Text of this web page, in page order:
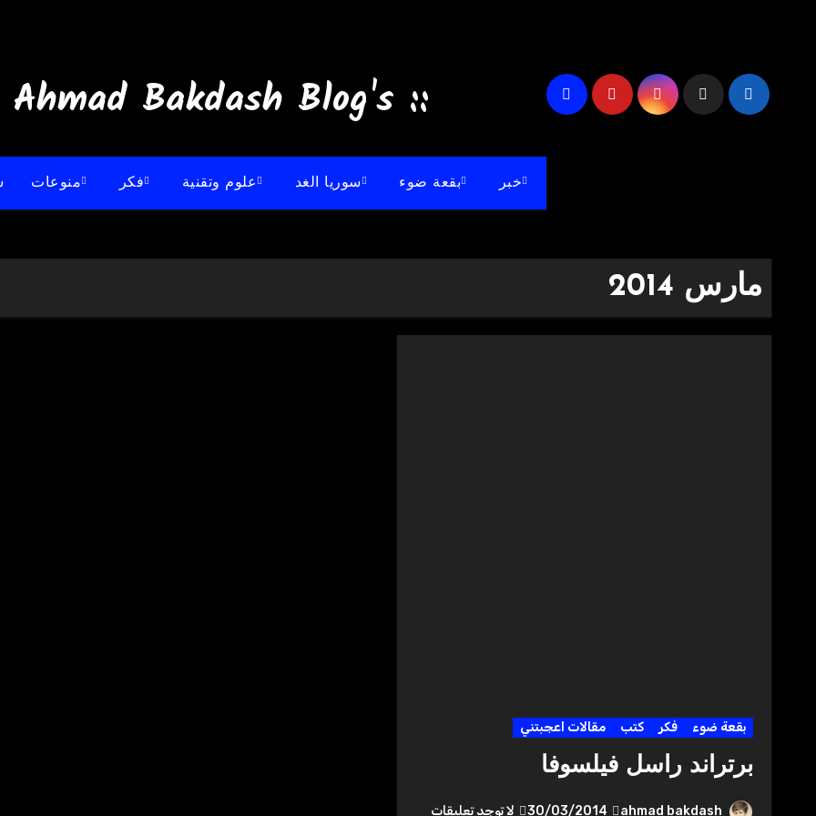
:: Ahmad Bakdash Blog's ::
خبر بقعة ضوء سوريا الغد علوم وتقنية فكر منوعات
مارس 2014
بقعة ضوء فكر كتب مقالات اعجبتني
برتراند راسل فيلسوفا
ahmad bakdash
30/03/2014 لا توجد تعليقات